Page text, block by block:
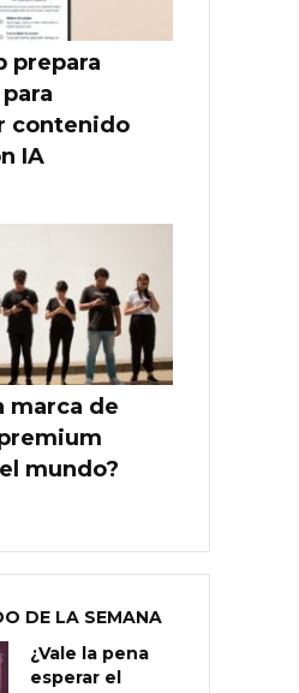
prepara
contenido
IA
marca de
mundo?
DE LA SEMANA
¿Vale la pena
esperar el